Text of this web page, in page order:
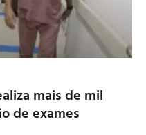
mais de mil
de exames